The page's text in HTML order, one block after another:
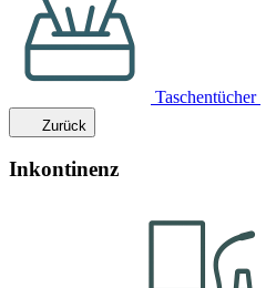
Taschentücher
Zurück
Inkontinenz